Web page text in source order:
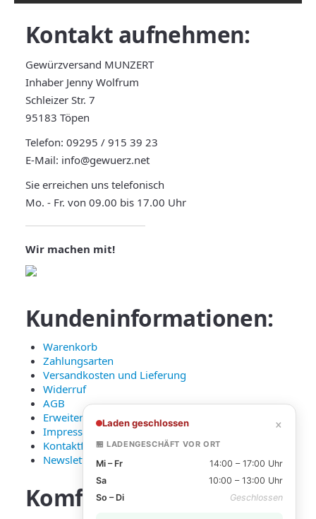
Kontakt aufnehmen:
Gewürzversand MUNZERT
Inhaber Jenny Wolfrum
Schleizer Str. 7
95183 Töpen
Telefon: 09295 / 915 39 23
E-Mail: info@gewuerz.net
Sie erreichen uns telefonisch
Mo. - Fr. von 09.00 bis 17.00 Uhr
Wir machen mit!
Kundeninformationen:
Warenkorb
Zahlungsarten
Versandkosten und Lieferung
Widerruf
AGB
Erweiterte Datenschutzerklärung
Impressum
Kontaktformular
Newsletter Anmeldung
Komfortable Zahlarten:
Laden geschlossen ×
🏪 LADENGESCHÄFT VOR ORT
Mi – Fr
14:00 – 17:00 Uhr
Sa
10:00 – 13:00 Uhr
So – Di
Geschlossen